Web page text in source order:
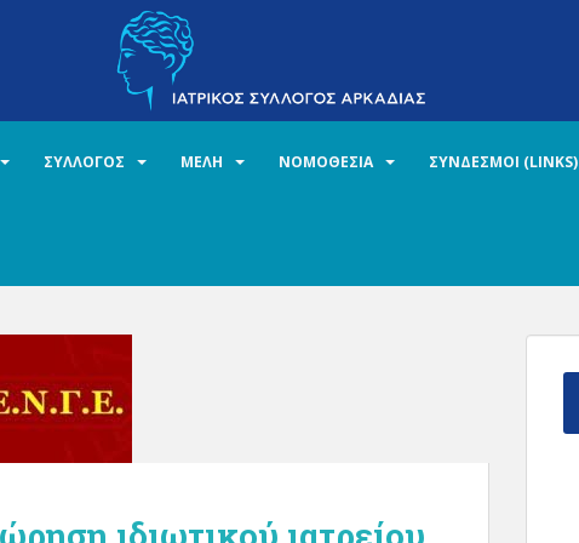
ΣΥΛΛΟΓΟΣ ΜΕΛΗ ΝΟΜΟΘΕΣΙΑ ΣΥΝΔΕΣΜΟΙ (LINKS)